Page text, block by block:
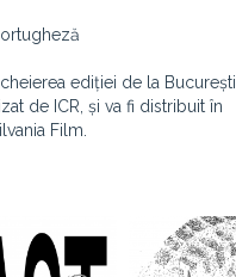
ediției de la București
de ICR, și va fi distribuit în
Film.